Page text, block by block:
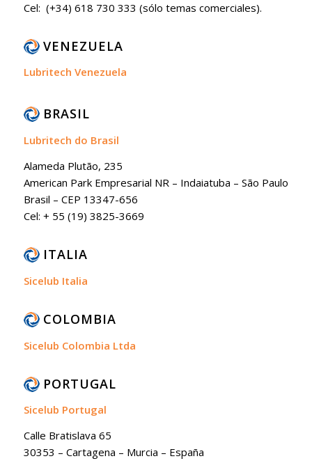
Cel: (+34) 618 730 333 (sólo temas comerciales).
VENEZUELA
Lubritech Venezuela
BRASIL
Lubritech do Brasil
Alameda Plutão, 235
American Park Empresarial NR – Indaiatuba – São Paulo
Brasil – CEP 13347-656
Cel: + 55 (19) 3825-3669
ITALIA
Sicelub Italia
COLOMBIA
Sicelub Colombia Ltda
PORTUGAL
Sicelub Portugal
Calle Bratislava 65
30353 – Cartagena – Murcia – España